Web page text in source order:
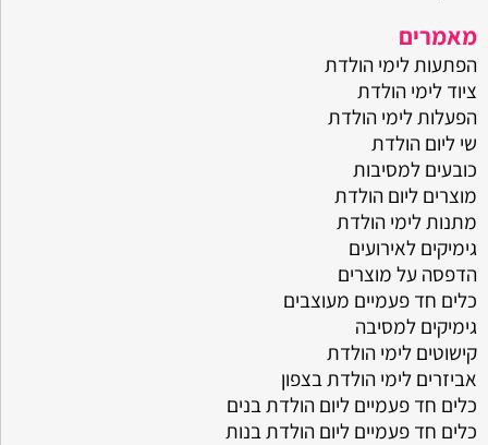
מאמרים
הפתעות לימי הולדת
ציוד לימי הולדת
הפעלות לימי הולדת
שי ליום הולדת
כובעים למסיבות
מוצרים ליום הולדת
מתנות לימי הולדת
גימיקים לאירועים
הדפסה על מוצרים
כלים חד פעמיים מעוצבים
גימיקים למסיבה
קישוטים לימי הולדת
אביזרים לימי הולדת בצפון
כלים חד פעמיים ליום הולדת בנים
כלים חד פעמיים ליום הולדת בנות